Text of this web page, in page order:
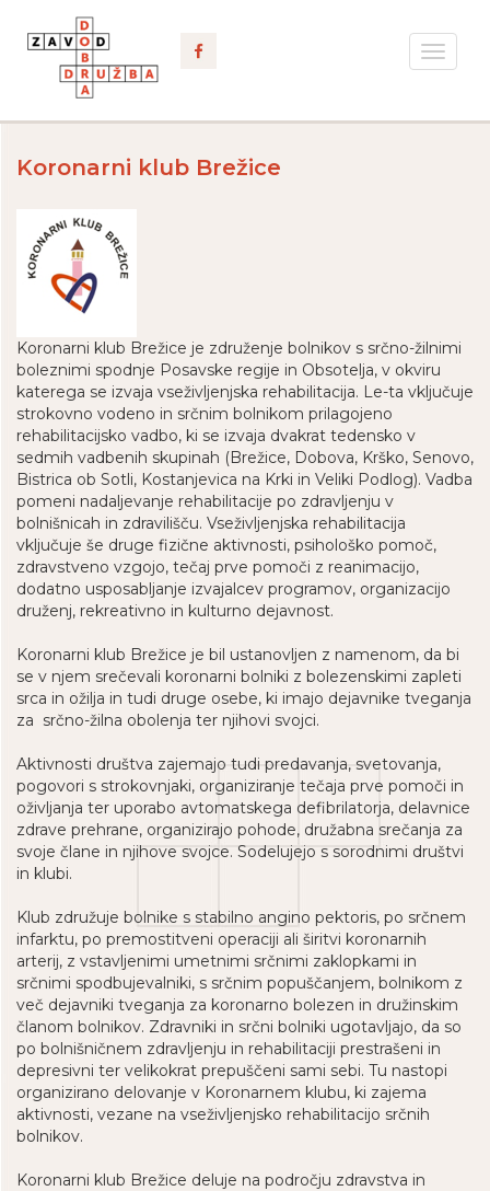
Toggle
Koronarni klub Brežice
Koronarni klub Brežice je združenje bolnikov s srčno-žilnimi
boleznimi spodnje Posavske regije in Obsotelja, v okviru
katerega se izvaja vseživljenjska rehabilitacija. Le-ta vključuje
strokovno vodeno in srčnim bolnikom prilagojeno
rehabilitacijsko vadbo, ki se izvaja dvakrat tedensko v
sedmih vadbenih skupinah (Brežice, Dobova, Krško, Senovo,
Bistrica ob Sotli, Kostanjevica na Krki in Veliki Podlog). Vadba
pomeni nadaljevanje rehabilitacije po zdravljenju v
bolnišnicah in zdravilišču. Vseživljenjska rehabilitacija
vključuje še druge fizične aktivnosti, psihološko pomoč,
zdravstveno vzgojo, tečaj prve pomoči z reanimacijo,
dodatno usposabljanje izvajalcev programov, organizacijo
druženj, rekreativno in kulturno dejavnost.
Koronarni klub Brežice je bil ustanovljen z namenom, da bi
se v njem srečevali koronarni bolniki z bolezenskimi zapleti
srca in ožilja in tudi druge osebe, ki imajo dejavnike tveganja
za srčno-žilna obolenja ter njihovi svojci.
Aktivnosti društva zajemajo tudi predavanja, svetovanja,
pogovori s strokovnjaki, organiziranje tečaja prve pomoči in
oživljanja ter uporabo avtomatskega defibrilatorja, delavnice
zdrave prehrane, organizirajo pohode, družabna srečanja za
svoje člane in njihove svojce. Sodelujejo s sorodnimi društvi
in klubi.
Klub združuje bolnike s stabilno angino pektoris, po srčnem
infarktu, po premostitveni operaciji ali širitvi koronarnih
arterij, z vstavljenimi umetnimi srčnimi zaklopkami in
srčnimi spodbujevalniki, s srčnim popuščanjem, bolnikom z
več dejavniki tveganja za koronarno bolezen in družinskim
članom bolnikov. Zdravniki in srčni bolniki ugotavljajo, da so
po bolnišničnem zdravljenju in rehabilitaciji prestrašeni in
depresivni ter velikokrat prepuščeni sami sebi. Tu nastopi
organizirano delovanje v Koronarnem klubu, ki zajema
aktivnosti, vezane na vseživljenjsko rehabilitacijo srčnih
bolnikov.
Koronarni klub Brežice deluje na področju zdravstva in